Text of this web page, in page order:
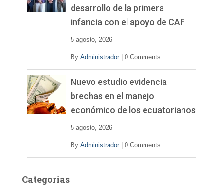
desarrollo de la primera
infancia con el apoyo de CAF
5 agosto, 2026
By Administrador 0 Comments
Nuevo estudio evidencia
brechas en el manejo
económico de los ecuatorianos
5 agosto, 2026
By Administrador 0 Comments
Categorías